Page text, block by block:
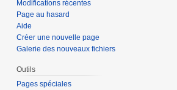
Modifications récentes
Page au hasard
Aide
Créer une nouvelle page
Galerie des nouveaux fichiers
Outils
Pages spéciales